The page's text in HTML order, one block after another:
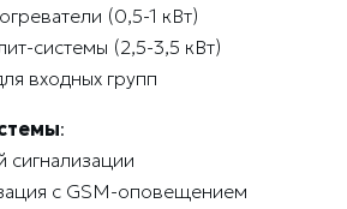
(0,5-1 кВт)
системы (2,5-3,5 кВт)
входных групп
:
с GSM-оповещением